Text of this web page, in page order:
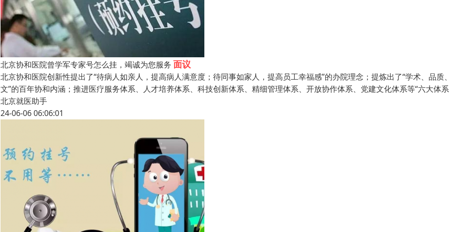
北京协和医院曾学军专家号怎么挂，竭诚为您服务 面议
北京协和医院创新性提出了“待病人如亲人，提高病人满意度；待同事如家人，提高员工幸福感”的办院理念；提炼出了“学术、品质
文”的百年协和内涵；推进医疗服务体系、人才培养体系、科技创新体系、精细管理体系、开放协作体系、党建文化体系等“六大体系
北京就医助手
24-06-06 06:06:01